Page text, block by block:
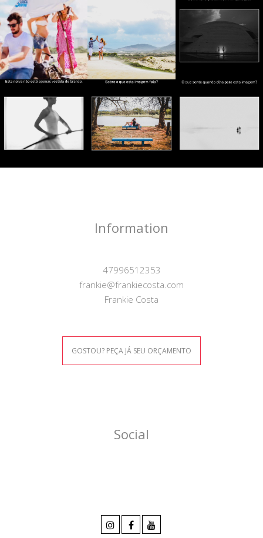
Information
47996512353
frankie@frankiecosta.com
Frankie Costa
GOSTOU? PEÇA JÁ SEU ORÇAMENTO
Social